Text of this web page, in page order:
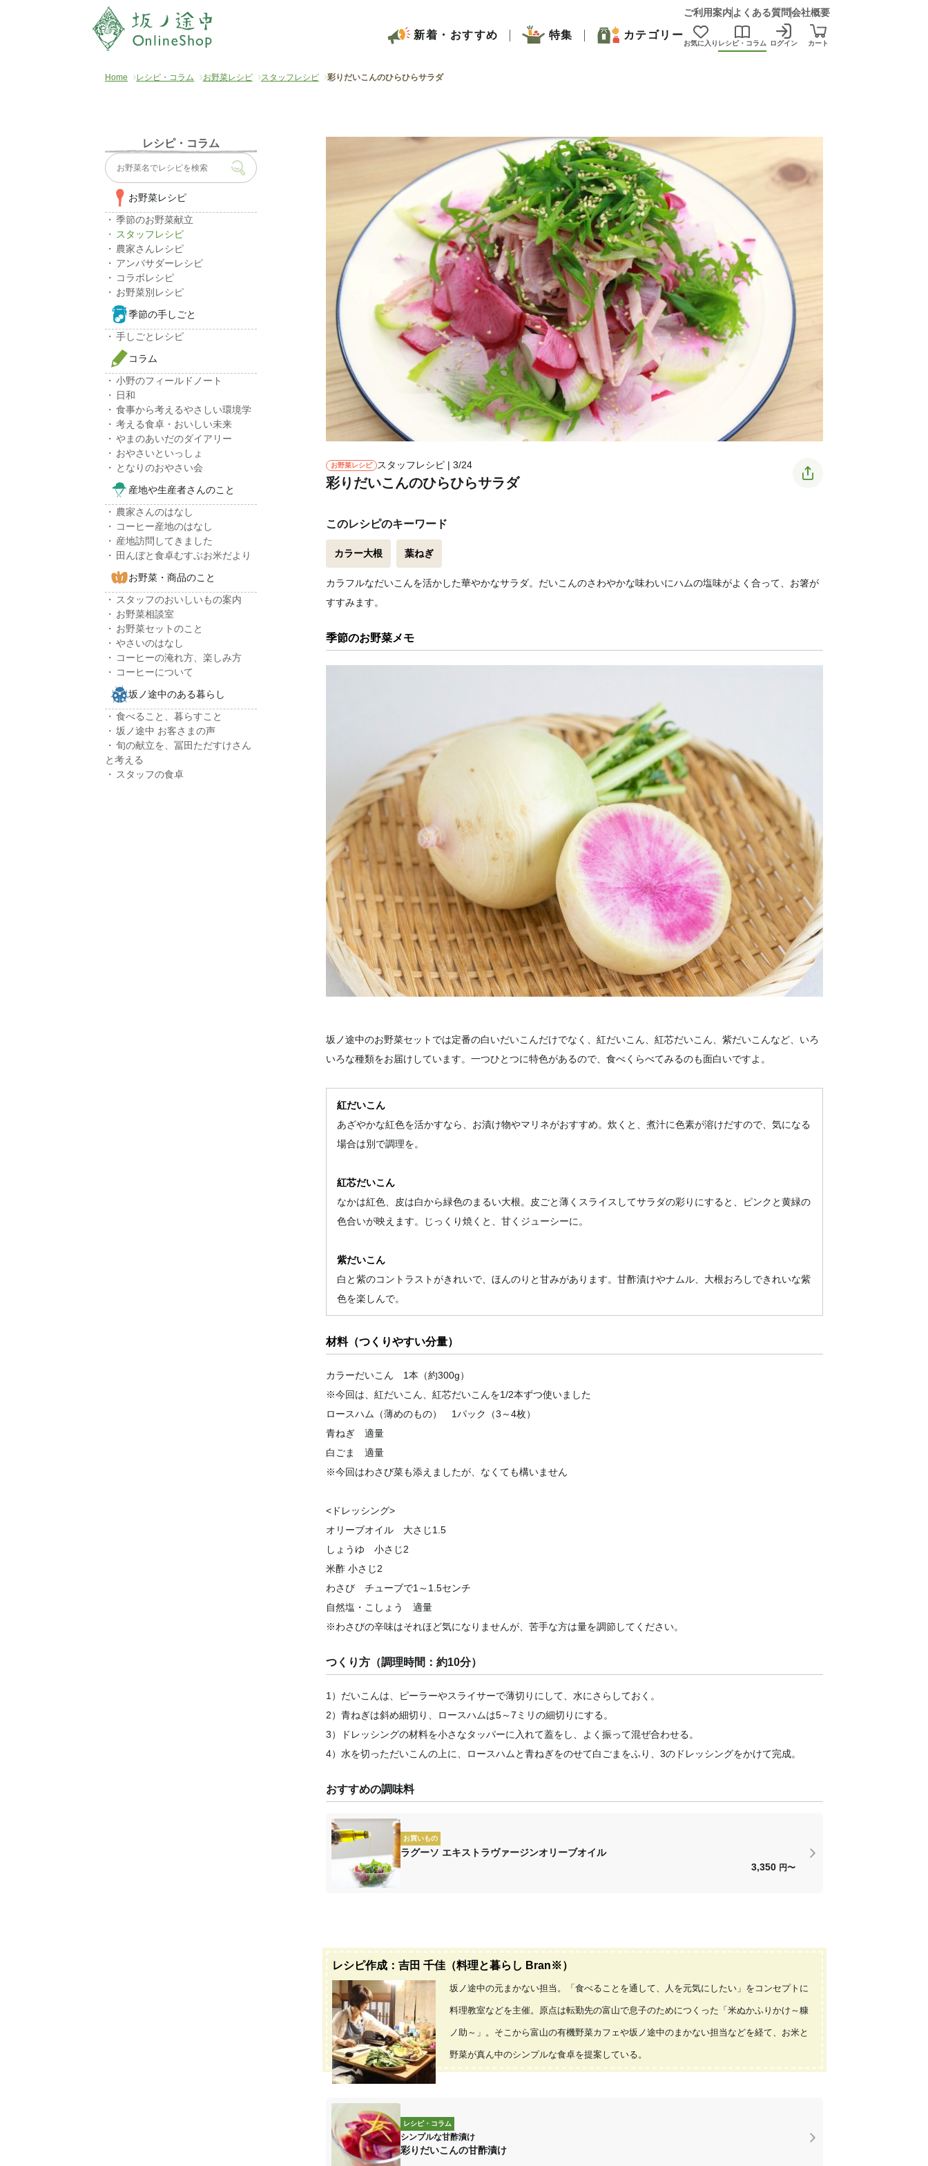
ご利用案内 よくある質問会社概要
新着・おすすめ 特集 カテゴリー
お気に入り レシピ・コラム ログイン カート
Home レシピ・コラム お野菜レシピ スタッフレシピ 彩りだいこんのひらひらサラダ
お野菜レシピ スタッフレシピ | 3/24
彩りだいこんのひらひらサラダ
このレシピのキーワード
カラー大根 葉ねぎ
カラフルなだいこんを活かした華やかなサラダ。だいこんのさわやかな味わいにハムの塩味がよく合って、お箸が
すすみます。
季節のお野菜メモ
坂ノ途中のお野菜セットでは定番の白いだいこんだけでなく、紅だいこん、紅芯だいこん、紫だいこんなど、いろ
いろな種類をお届けしています。一つひとつに特色があるので、食べくらべてみるのも面白いですよ。
紅だいこん
あざやかな紅色を活かすなら、お漬け物やマリネがおすすめ。炊くと、煮汁に色素が溶けだすので、気になる
場合は別で調理を。
紅芯だいこん
なかは紅色、皮は白から緑色のまるい大根。皮ごと薄くスライスしてサラダの彩りにすると、ピンクと黄緑の
色合いが映えます。じっくり焼くと、甘くジューシーに。
紫だいこん
白と紫のコントラストがきれいで、ほんのりと甘みがあります。甘酢漬けやナムル、大根おろしできれいな紫
色を楽しんで。
材料（つくりやすい分量）
カラーだいこん 1本（約300g）
※今回は、紅だいこん、紅芯だいこんを1/2本ずつ使いました
ロースハム（薄めのもの） 1パック（3～4枚）
青ねぎ 適量
白ごま 適量
※今回はわさび菜も添えましたが、なくても構いません
<ドレッシング>
オリーブオイル 大さじ1.5
しょうゆ 小さじ2
米酢 小さじ2
わさび チューブで1～1.5センチ
自然塩・こしょう 適量
※わさびの辛味はそれほど気になりませんが、苦手な方は量を調節してください。
つくり方（調理時間：約10分）
1）だいこんは、ピーラーやスライサーで薄切りにして、水にさらしておく。
2）青ねぎは斜め細切り、ロースハムは5～7ミリの細切りにする。
3）ドレッシングの材料を小さなタッパーに入れて蓋をし、よく振って混ぜ合わせる。
4）水を切っただいこんの上に、ロースハムと青ねぎをのせて白ごまをふり、3のドレッシングをかけて完成。
おすすめの調味料
お買いもの
ラグーソ エキストラヴァージンオリーブオイル
3,350 円〜
レシピ作成：吉田 千佳（料理と暮らし Bran※）
坂ノ途中の元まかない担当。「食べることを通して、人を元気にしたい」をコンセプトに
料理教室などを主催。原点は転勤先の富山で息子のためにつくった「米ぬかふりかけ～糠
ノ助～」。そこから富山の有機野菜カフェや坂ノ途中のまかない担当などを経て、お米と
野菜が真ん中のシンプルな食卓を提案している。
レシピ・コラム
シンプルな甘酢漬け
彩りだいこんの甘酢漬け
レシピ・コラム
お野菜レシピ
季節のお野菜献立
スタッフレシピ
農家さんレシピ
アンバサダーレシピ
コラボレシピ
お野菜別レシピ
季節の手しごと
手しごとレシピ
コラム
小野のフィールドノート
日和
食事から考えるやさしい環境学
考える食卓・おいしい未来
やまのあいだのダイアリー
おやさいといっしょ
となりのおやさい会
産地や生産者さんのこと
農家さんのはなし
コーヒー産地のはなし
産地訪問してきました
田んぼと食卓むすぶお米だより
お野菜・商品のこと
スタッフのおいしいもの案内
お野菜相談室
お野菜セットのこと
やさいのはなし
コーヒーの淹れ方、楽しみ方
コーヒーについて
坂ノ途中のある暮らし
食べること、暮らすこと
坂ノ途中 お客さまの声
旬の献立を、冨田ただすけさん
と考える
スタッフの食卓